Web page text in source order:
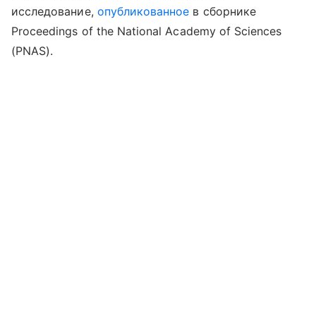
исследование, опубликованное в сборнике
Proceedings of the National Academy of Sciences
(PNAS).